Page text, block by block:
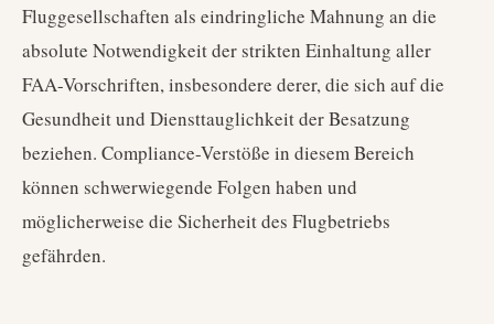
Fluggesellschaften als eindringliche Mahnung an die
absolute Notwendigkeit der strikten Einhaltung aller
FAA-Vorschriften, insbesondere derer, die sich auf die
Gesundheit und Diensttauglichkeit der Besatzung
beziehen. Compliance-Verstöße in diesem Bereich
können schwerwiegende Folgen haben und
möglicherweise die Sicherheit des Flugbetriebs
gefährden.